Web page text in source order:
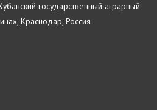
государственный аграрный
Краснодар, Россия